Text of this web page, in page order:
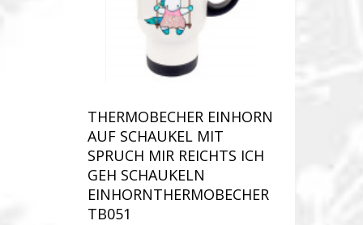
THERMOBECHER EINHORN
AUF SCHAUKEL MIT
SPRUCH MIR REICHTS ICH
GEH SCHAUKELN
EINHORNTHERMOBECHER
TB051